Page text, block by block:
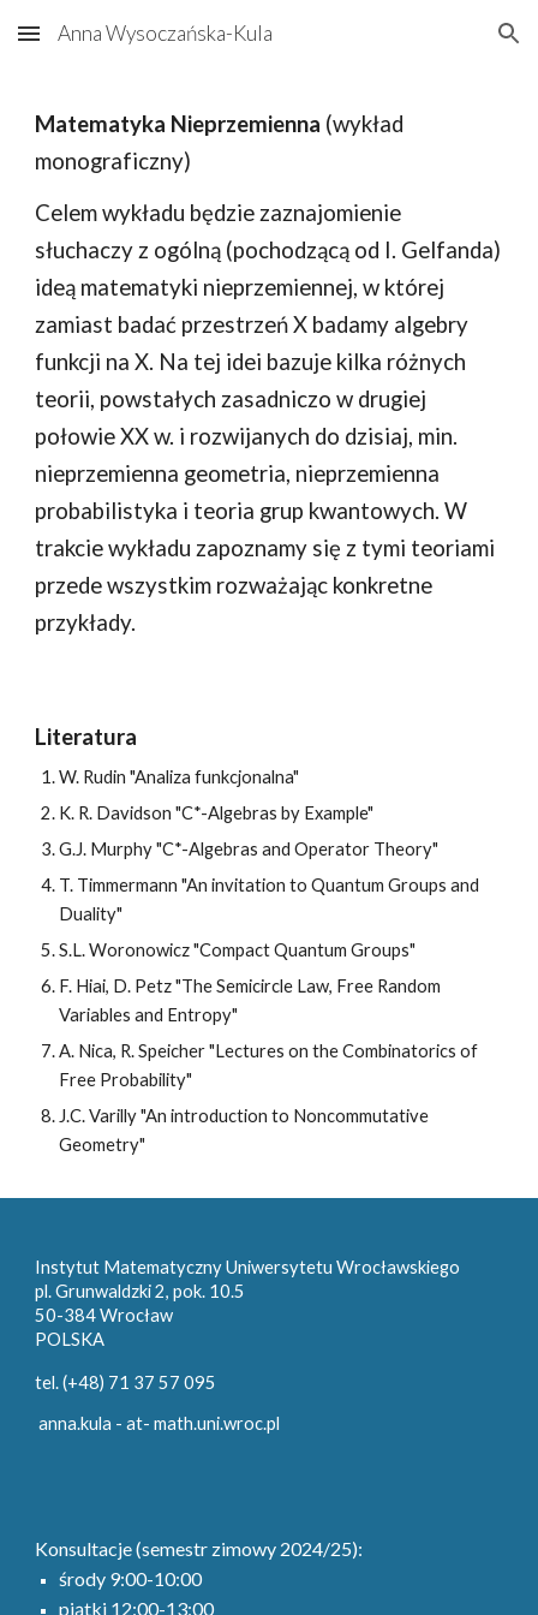
Skip to main content Skip to navigation
Anna Wysoczańska-Kula
Matematyka Nieprzemienna (wykład
monograficzny)
Celem wykładu będzie zaznajomienie
słuchaczy z ogólną (pochodzącą od I. Gelfanda)
ideą matematyki nieprzemiennej, w której
zamiast badać przestrzeń X badamy algebry
funkcji na X. Na tej idei bazuje kilka różnych
teorii, powstałych zasadniczo w drugiej
połowie XX w. i rozwijanych do dzisiaj, min.
nieprzemienna geometria, nieprzemienna
probabilistyka i teoria grup kwantowych. W
trakcie wykładu zapoznamy się z tymi teoriami
przede wszystkim rozważając konkretne
przykłady.
Literatura
W. Rudin "Analiza funkcjonalna"
K. R. Davidson "C*-Algebras by Example"
G.J. Murphy "C*-Algebras and Operator Theory"
T. Timmermann "An invitation to Quantum Groups and
Duality"
S.L. Woronowicz "Compact Quantum Groups"
F. Hiai, D. Petz "The Semicircle Law, Free Random
Variables and Entropy"
A. Nica, R. Speicher "Lectures on the Combinatorics of
Free Probability"
J.C. Varilly "An introduction to Noncommutative
Geometry"
Instytut Matematyczny Uniwersytetu Wrocławskiego
pl. Grunwaldzki 2, pok. 10.5
50-384 Wrocław
POLSKA
tel. (+48) 71 37 57 095
anna.kula - at- math.uni.wroc.pl
Konsultacje (semestr zimowy 2024/25):
środy 9:00-10:00
piątki 12:00-13:00